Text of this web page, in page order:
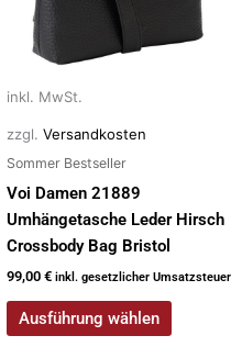
inkl. MwSt.
zzgl. Versandkosten
Sommer Bestseller
Voi Damen 21889
Umhängetasche Leder Hirsch
Crossbody Bag Bristol
99,00 € inkl. gesetzlicher Umsatzsteuer
Ausführung wählen
Optionen
können
Produktseite
gewählt
werden